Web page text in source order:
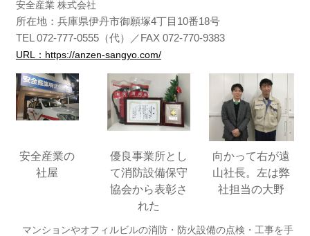
安全産業 株式会社
所在地：兵庫県伊丹市御願塚4丁目10番18号
TEL 072-777-0555（代）／FAX 072-770-9383
URL：https://anzen-sangyo.com/
安全産業の
社屋
優良事業所とし
て消防設備保守
協会から表彰さ
れた
向かって右が遠
山社長。左は弊
社担当の大野
マンションやオフィルビルの消防・防火設備の点検・工事を手